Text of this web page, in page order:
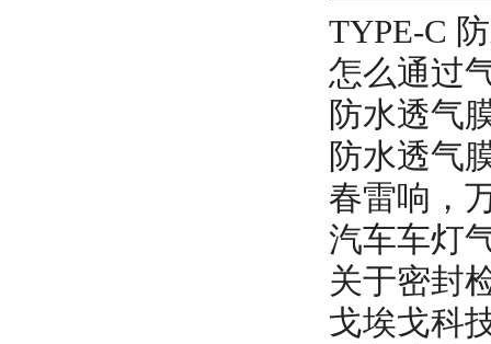
TYPE-C
怎么通过
防水透气
防水透气
春雷响，
汽车车灯
关于密封
戈埃戈科